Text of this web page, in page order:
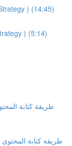
) (14:45)
) (5:14)
طريقة كتابة
طريقة كتابة المحتوى